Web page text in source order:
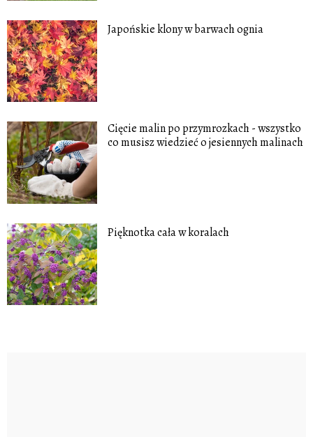
Japońskie klony w barwach ognia
Cięcie malin po przymrozkach - wszystko
co musisz wiedzieć o jesiennych malinach
Pięknotka cała w koralach